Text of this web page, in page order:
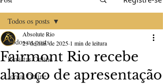
Todos os posts
Revistas Online
Jornal Online
Todos os posts
Fairmont Rio recebe
almoço de apresentação
Absolute Rio
29 de mai. de 2025 1 min de leitura